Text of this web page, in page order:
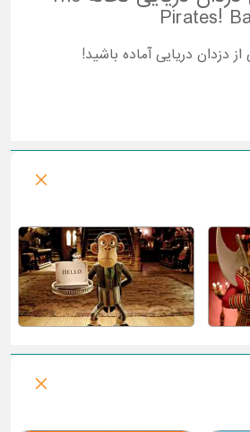
Pirates!
دزدان دریایی آماده باشید!